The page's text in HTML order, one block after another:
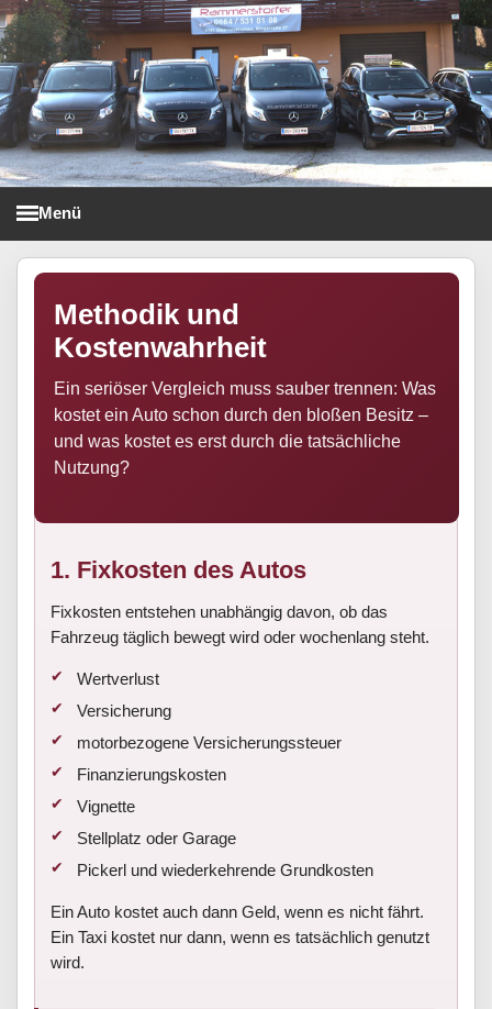
Taxi Rammerstorfer
Menü
Methodik und
Kostenwahrheit
Ein seriöser Vergleich muss sauber trennen: Was
kostet ein Auto schon durch den bloßen Besitz –
und was kostet es erst durch die tatsächliche
Nutzung?
1. Fixkosten des Autos
Fixkosten entstehen unabhängig davon, ob das
Fahrzeug täglich bewegt wird oder wochenlang steht.
Wertverlust
Versicherung
motorbezogene Versicherungssteuer
Finanzierungskosten
Vignette
Stellplatz oder Garage
Pickerl und wiederkehrende Grundkosten
Ein Auto kostet auch dann Geld, wenn es nicht fährt.
Ein Taxi kostet nur dann, wenn es tatsächlich genutzt
wird.